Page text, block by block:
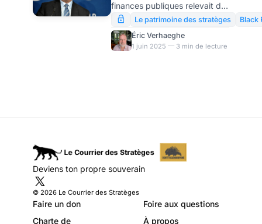
finances publiques relevait du
complotisme le plus farfelu.
Comme souvent, l’approche
du péril délie les langues qui,
des finances publiques est
inévitable. Mais il ne sait pas
encore quand…
Le patrimoine des stratèges
Black
Éric Verhaeghe
1 juin 2025 — 3 min de lecture
Deviens ton propre souverain
© 2026 Le Courrier des Stratèges
Faire un don
Foire aux questions
Charte de
À propos